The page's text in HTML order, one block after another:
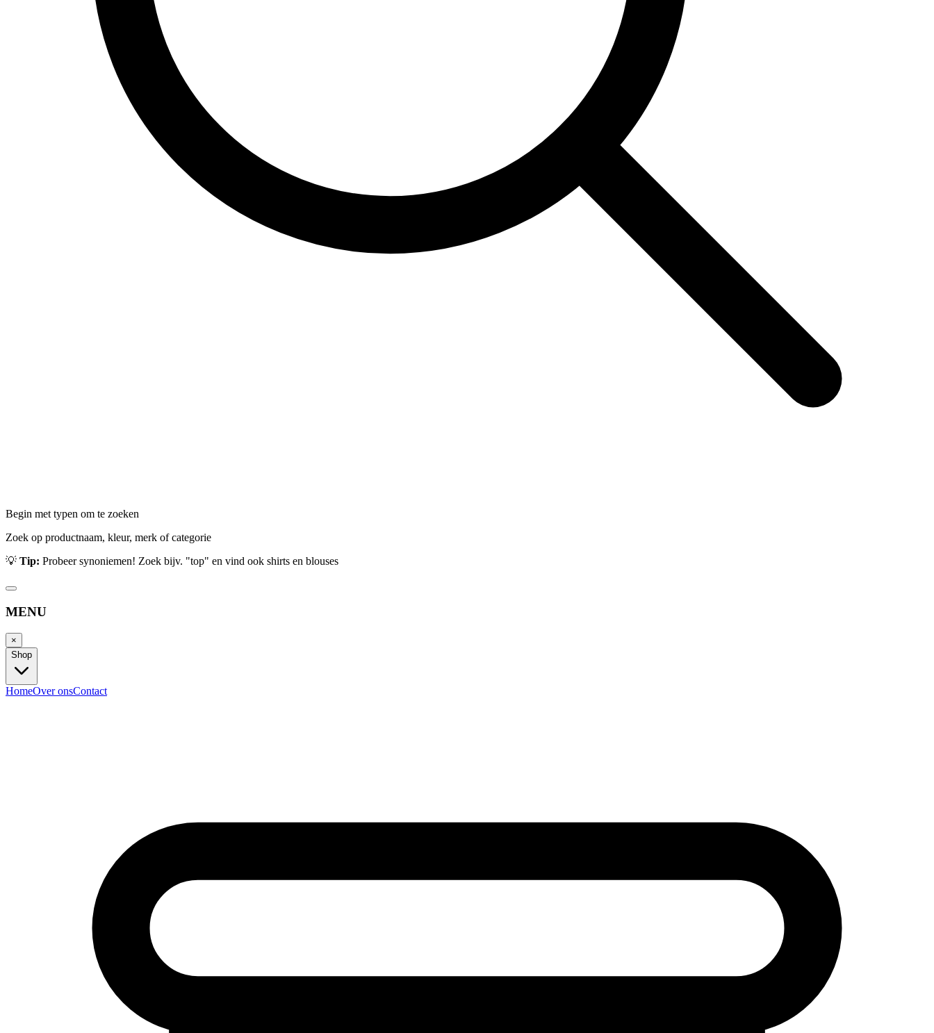
Begin met typen om te zoeken
Zoek op productnaam, kleur, merk of categorie
💡 Tip: Probeer synoniemen! Zoek bijv. "top" en vind ook shirts en blouses
MENU
×
Shop
HomeOver onsContact